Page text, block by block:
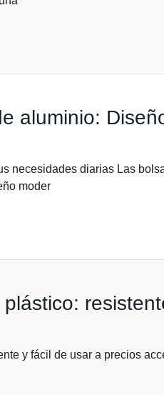
aluminio:
necesidades diarias Las
moder
y fácil de usar a precios